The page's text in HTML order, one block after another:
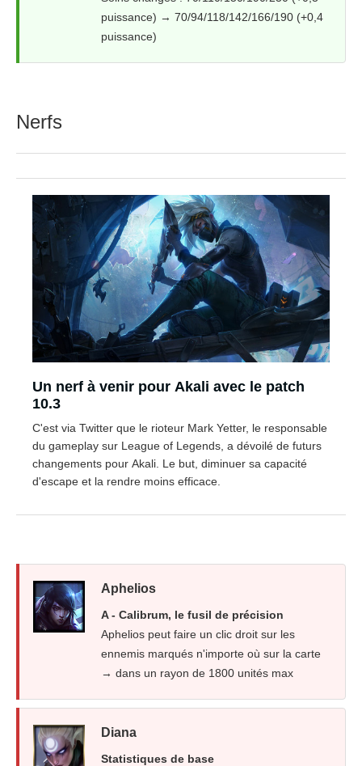
puissance) → 70/94/118/142/166/190 (+0,4
puissance)
Nerfs
Un nerf à venir pour Akali avec le patch
10.3
C'est via Twitter que le rioteur Mark Yetter, le responsable
du gameplay sur League of Legends, a dévoilé de futurs
changements pour Akali. Le but, diminuer sa capacité
d'escape et la rendre moins efficace.
Aphelios
A - Calibrum, le fusil de précision
Aphelios peut faire un clic droit sur les
ennemis marqués n'importe où sur la carte
→ dans un rayon de 1800 unités max
Diana
Statistiques de base